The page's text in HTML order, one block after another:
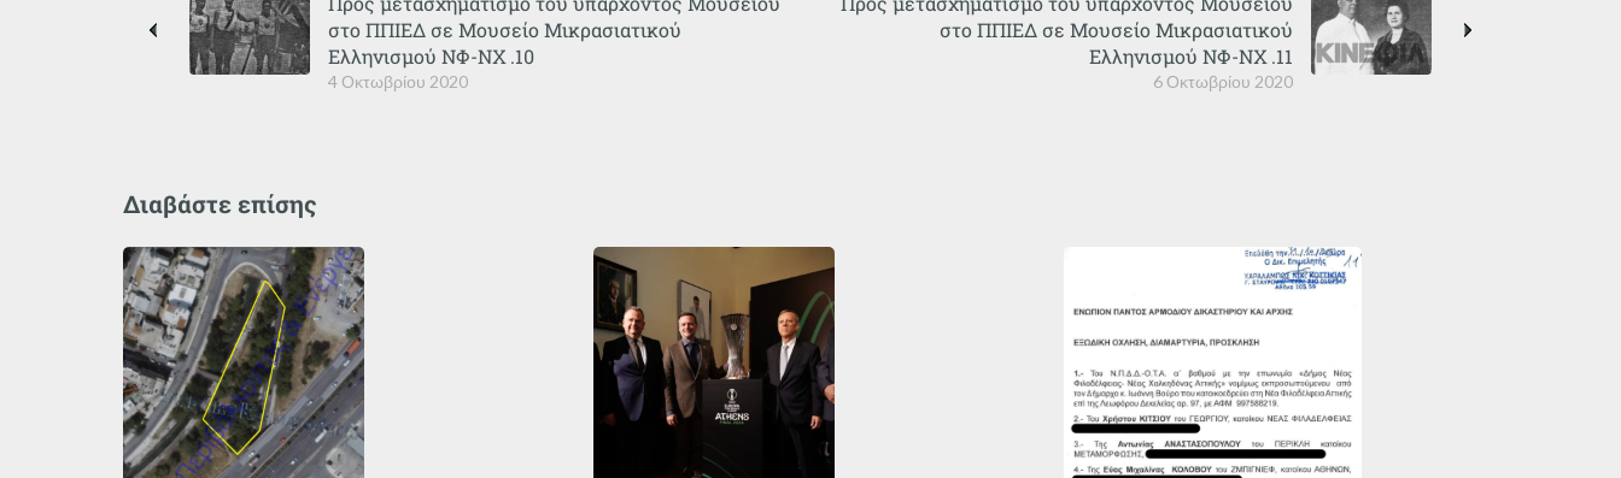
4 Οκτωβρίου 2020
στο ΠΠΙΕΔ σε Μουσείο Μικρασιατικού
Ελληνισμού ΝΦ-ΝΧ .10
6 Οκτωβρίου 2020
στο ΠΠΙΕΔ σε Μουσείο Μικρασιατικού
Ελληνισμού ΝΦ-ΝΧ .11
Διαβάστε επίσης